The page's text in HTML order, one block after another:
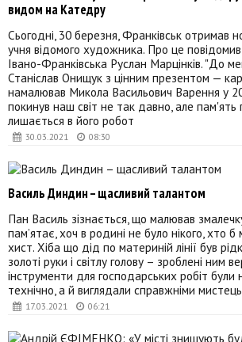
30.03.2021 08:30
видом на Катедру
Сьогодні, 30 березня, Франківськ отримав
учня відомого художника. Про це повідомив
Івано-Франківська Руслан Марцінків. "До
Станіслав Онищук з цінним презентом —
намалював Микола Васильович Варення у
покинув наш світ не так давно, але пам'ять
лишається в його робот
17.03.2021 06:21
Василь Диндин – щасливий талантом
Пан Василь зізнається, що малював
пам’ятає, хоч в родині не було нікого, хто
хист. Хіба що дід по материній лінії був
золоті руки і світлу голову – зроблені ним
інструменти для господарських робіт були
технічно, а й виглядали справжніми